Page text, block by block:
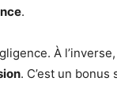
.
À
. C’est un